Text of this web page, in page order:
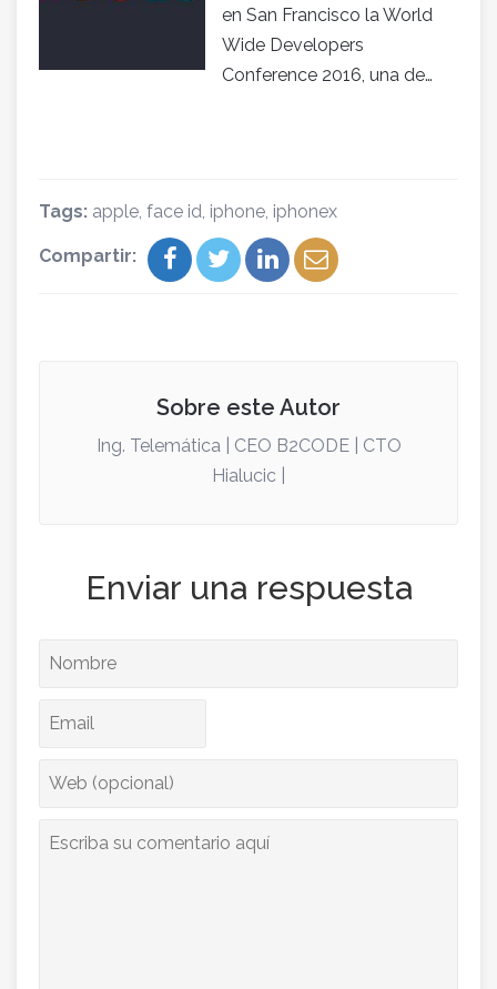
en San Francisco la World
Wide Developers
Conference 2016, una de…
Tags: apple, face id, iphone, iphonex
Compartir:
Sobre este Autor
Ing. Telemática | CEO B2CODE | CTO
Hialucic |
Enviar una respuesta